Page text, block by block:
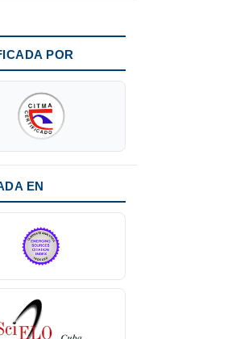
POR
EN